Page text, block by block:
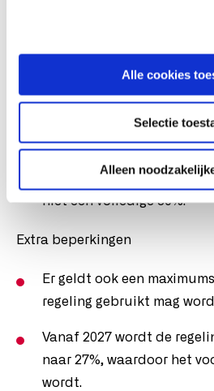
Alle cookies
Selectie
Alleen
Daarom is het voordeel vaak
In de praktijk levert de regeling
10%–20% extra netto
niet een volledige 30%.
Extra beperkingen
Er geldt ook een
regeling gebruikt mag
Vanaf 2027 wordt de
naar 27%, waardoor het
wordt.